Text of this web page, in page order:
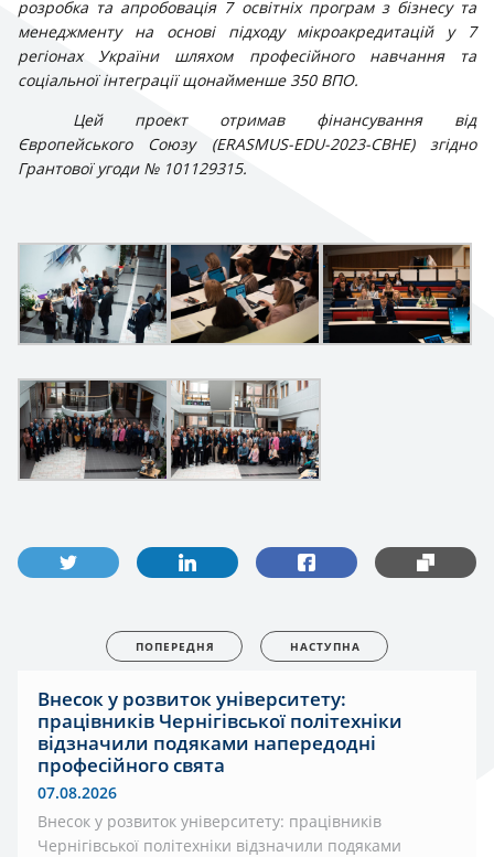
розробка та апробовація 7 освітніх програм з бізнесу та
менеджменту на основі підходу мікроакредитацій у 7
регіонах України шляхом професійного навчання та
соціальної інтеграції щонайменше 350 ВПО.
Цей проект отримав фінансування від
Європейського Союзу (ERASMUS-EDU-2023-CBHE) згідно
Грантової угоди № 101129315.
ПОПЕРЕДНЯ НАСТУПНА
Внесок у розвиток університету:
працівників Чернігівської політехніки
відзначили подяками напередодні
професійного свята
07.08.2026
Внесок у розвиток університету: працівників
Чернігівської політехніки відзначили подяками